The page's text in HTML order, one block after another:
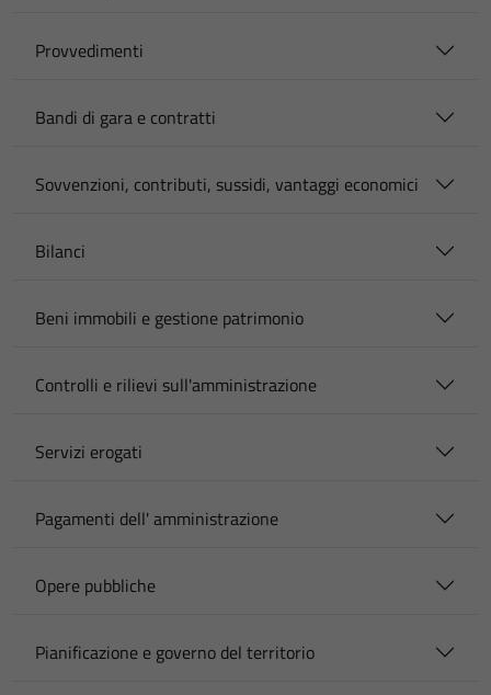
Provvedimenti
Bandi di gara e contratti
Sovvenzioni, contributi, sussidi, vantaggi economici
Bilanci
Beni immobili e gestione patrimonio
Controlli e rilievi sull'amministrazione
Servizi erogati
Pagamenti dell' amministrazione
Opere pubbliche
Pianificazione e governo del territorio